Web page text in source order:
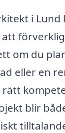
i Lund
om du
eller en
blir